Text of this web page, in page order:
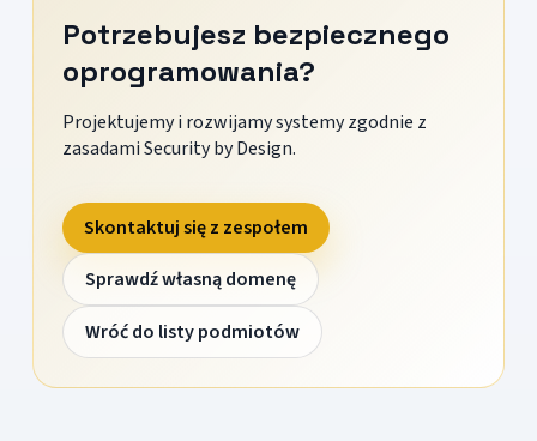
Potrzebujesz bezpiecznego
oprogramowania?
Projektujemy i rozwijamy systemy zgodnie z
zasadami Security by Design.
Skontaktuj się z zespołem
Sprawdź własną domenę
Wróć do listy podmiotów